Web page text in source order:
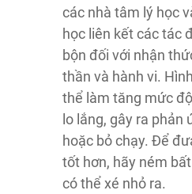
các nhà tâm lý học
học liên kết các tác
bộn đối với nhận
thần và hành vi.
thể làm tăng mức
lo lắng, gây ra phản
hoặc bỏ chạy. Để
tốt hơn, hãy ném
có thể xé nhỏ ra.